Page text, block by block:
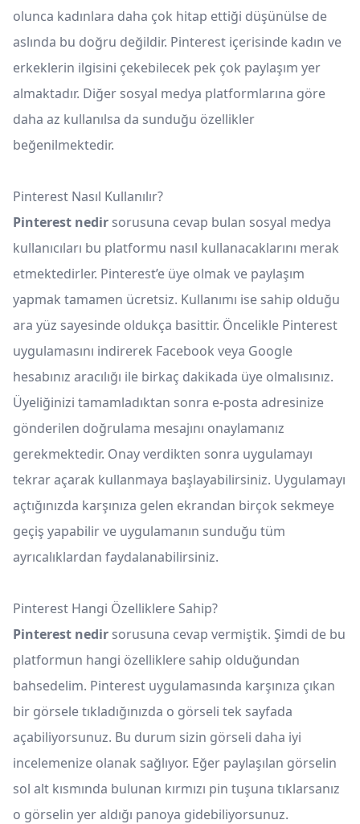
olunca kadınlara daha çok hitap ettiği düşünülse de
aslında bu doğru değildir. Pinterest içerisinde kadın ve
erkeklerin ilgisini çekebilecek pek çok paylaşım yer
almaktadır. Diğer sosyal medya platformlarına göre
daha az kullanılsa da sunduğu özellikler
beğenilmektedir.
Pinterest Nasıl Kullanılır?
Pinterest nedir sorusuna cevap bulan sosyal medya
kullanıcıları bu platformu nasıl kullanacaklarını merak
etmektedirler. Pinterest’e üye olmak ve paylaşım
yapmak tamamen ücretsiz. Kullanımı ise sahip olduğu
ara yüz sayesinde oldukça basittir. Öncelikle Pinterest
uygulamasını indirerek Facebook veya Google
hesabınız aracılığı ile birkaç dakikada üye olmalısınız.
Üyeliğinizi tamamladıktan sonra e-posta adresinize
gönderilen doğrulama mesajını onaylamanız
gerekmektedir. Onay verdikten sonra uygulamayı
tekrar açarak kullanmaya başlayabilirsiniz. Uygulamayı
açtığınızda karşınıza gelen ekrandan birçok sekmeye
geçiş yapabilir ve uygulamanın sunduğu tüm
ayrıcalıklardan faydalanabilirsiniz.
Pinterest Hangi Özelliklere Sahip?
Pinterest nedir sorusuna cevap vermiştik. Şimdi de bu
platformun hangi özelliklere sahip olduğundan
bahsedelim. Pinterest uygulamasında karşınıza çıkan
bir görsele tıkladığınızda o görseli tek sayfada
açabiliyorsunuz. Bu durum sizin görseli daha iyi
incelemenize olanak sağlıyor. Eğer paylaşılan görselin
sol alt kısmında bulunan kırmızı pin tuşuna tıklarsanız
o görselin yer aldığı panoya gidebiliyorsunuz.